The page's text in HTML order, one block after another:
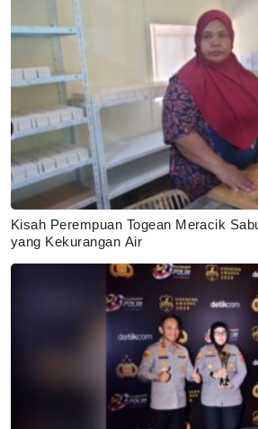
Kisah Perempuan Togean Meracik
yang Kekurangan Air